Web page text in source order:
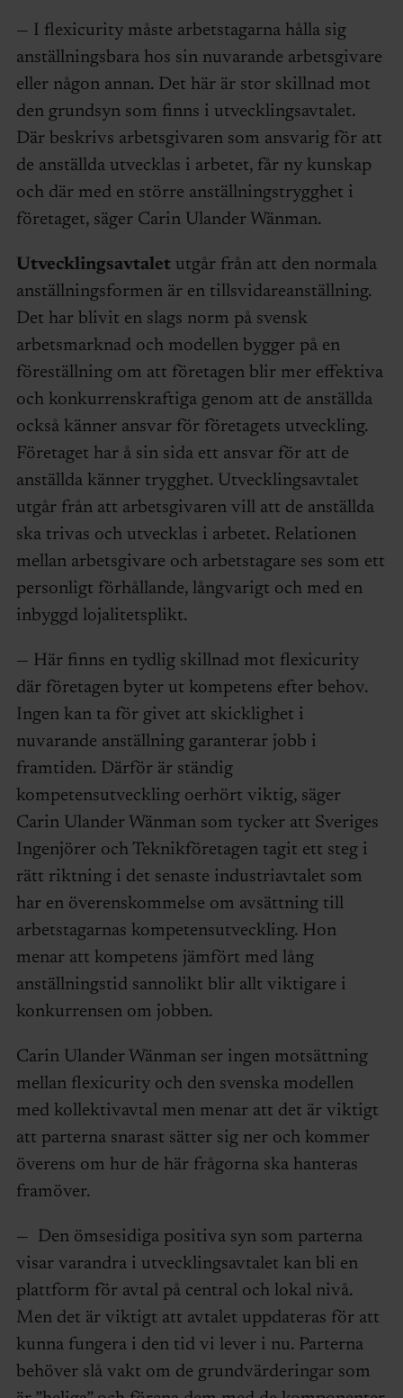
— I flexicurity måste arbetstagarna hålla sig
anställningsbara hos sin nuvarande arbetsgivare
eller någon annan. Det här är stor skillnad mot
den grundsyn som finns i utvecklingsavtalet.
Där beskrivs arbetsgivaren som ansvarig för att
de anställda utvecklas i arbetet, får ny kunskap
och där med en större anställningstrygghet i
företaget, säger Carin Ulander Wänman.
Utvecklingsavtaletutgår från att den normala
anställningsformen är en tillsvidareanställning.
Det har blivit en slags norm på svensk
arbetsmarknad och modellen bygger på en
föreställning om att företagen blir mer effektiva
och konkurrenskraftiga genom att de anställda
också känner ansvar för företagets utveckling.
Företaget har å sin sida ett ansvar för att de
anställda känner trygghet. Utvecklingsavtalet
utgår från att arbetsgivaren vill att de anställda
ska trivas och utvecklas i arbetet. Relationen
mellan arbetsgivare och arbetstagare ses som ett
personligt förhållande, långvarigt och med en
inbyggd lojalitetsplikt.
— Här finns en tydlig skillnad mot flexicurity
där företagen byter ut kompetens efter behov.
Ingen kan ta för givet att skicklighet i
nuvarande anställning garanterar jobb i
framtiden. Därför är ständig
kompetensutveckling oerhört viktig, säger
Carin Ulander Wänman som tycker att Sveriges
Ingenjörer och Teknikföretagen tagit ett steg i
rätt riktning i det senaste industriavtalet som
har en överenskommelse om avsättning till
arbetstagarnas kompetensutveckling. Hon
menar att kompetens jämfört med lång
anställningstid sannolikt blir allt viktigare i
konkurrensen om jobben.
Carin Ulander Wänman ser ingen motsättning
mellan flexicurity och den svenska modellen
med kollektivavtal men menar att det är viktigt
att parterna snarast sätter sig ner och kommer
överens om hur de här frågorna ska hanteras
framöver.
— Den ömsesidiga positiva syn som parterna
visar varandra i utvecklingsavtalet kan bli en
plattform för avtal på central och lokal nivå.
Men det är viktigt att avtalet uppdateras för att
kunna fungera i den tid vi lever i nu. Parterna
behöver slå vakt om de grundvärderingar som